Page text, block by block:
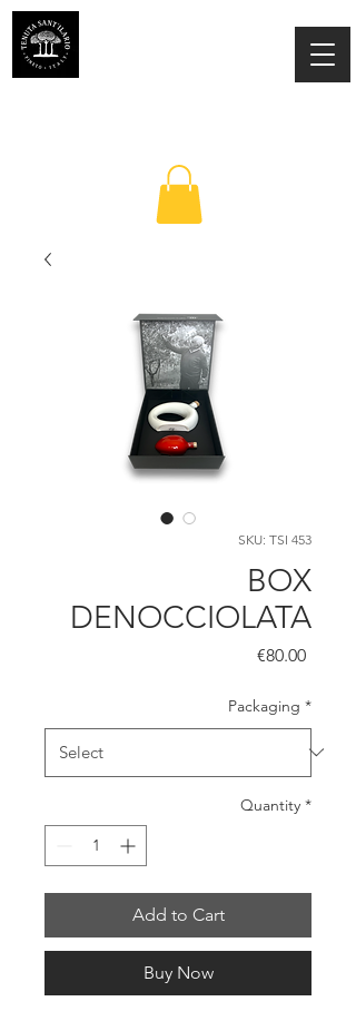
SKU: TSI 453
BOX
DENOCCIOLATA
€80.00Price
Packaging *
Quantity *
Add to Cart
Buy Now